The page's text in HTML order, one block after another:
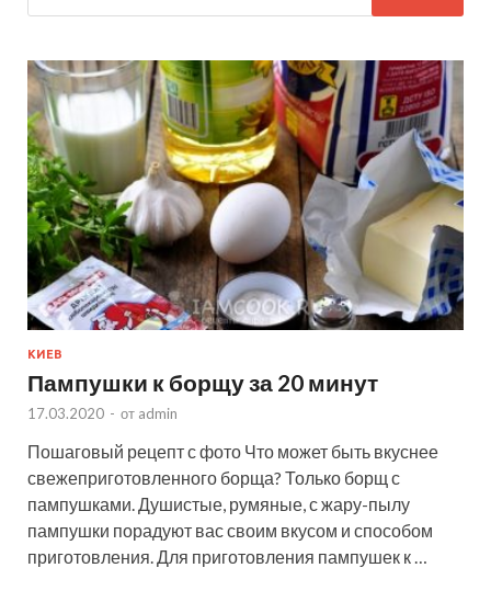
КИЕВ
Пампушки к борщу за 20 минут
17.03.2020 - от admin
Пошаговый рецепт с фото Что может быть вкуснее
свежеприготовленного борща? Только борщ с
пампушками. Душистые, румяные, с жару-пылу
пампушки порадуют вас своим вкусом и способом
приготовления. Для приготовления пампушек к …